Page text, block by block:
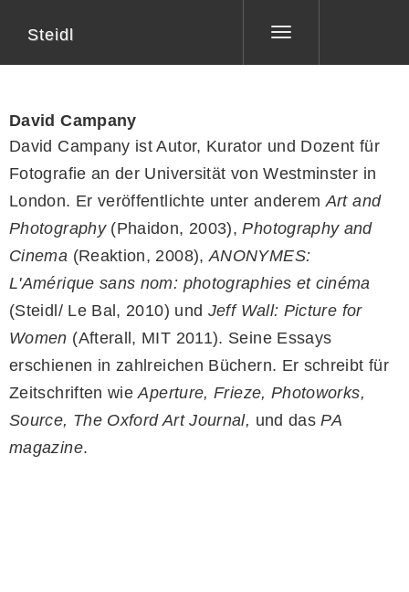
Toggle
Steidl
David Campany
David Campany ist Autor, Kurator und Dozent für
Fotografie an der Universität von Westminster in
London. Er veröffentlichte unter anderemArt and
Photography(Phaidon, 2003),Photography and
Cinema (Reaktion, 2008),ANONYMES:
L'Amérique sans nom: photographies et cinéma
(Steidl/ Le Bal, 2010) und Jeff Wall: Picture for
Women (Afterall, MIT 2011). Seine Essays
erschienen in zahlreichen Büchern. Er schreibt für
Zeitschriften wieAperture, Frieze, Photoworks,
Source, The Oxford Art Journal, und dasPA
magazine.